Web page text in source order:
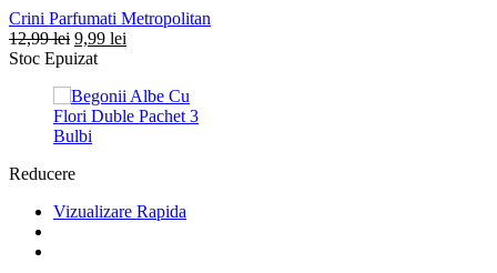
Crini Parfumati Metropolitan
12,99lei Prețul
inițial
fost:
12,99 lei.
9,99 lei
9,99 lei.
Stoc Epuizat
Reducere
Vizualizare Rapida